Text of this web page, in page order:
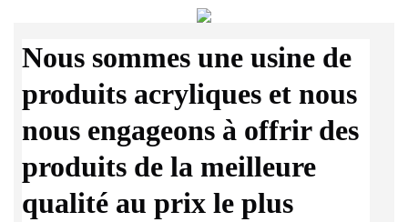
Nous sommes une usine de
produits acryliques et nous
nous engageons à offrir des
produits de la meilleure
qualité au prix le plus